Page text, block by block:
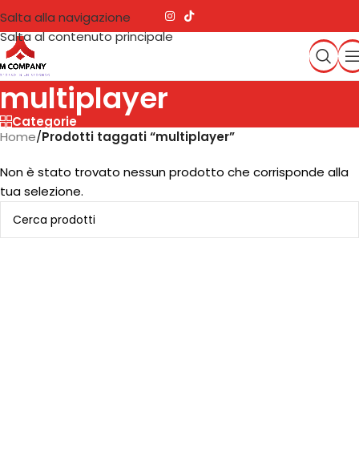
Salta alla navigazione
Salta al contenuto principale
multiplayer
Categorie
Home/Prodotti taggati “multiplayer”
Non è stato trovato nessun prodotto che corrisponde alla
tua selezione.